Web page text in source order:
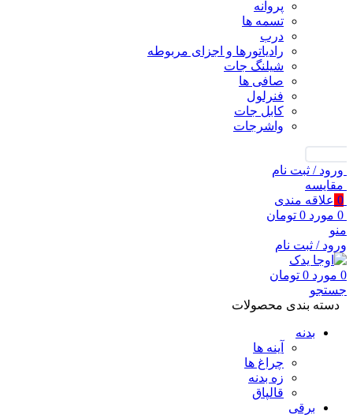
پروانه
تسمه ها
درب
رادیاتورها و اجزای مربوطه
شیلنگ جات
صافی ها
فنرلول
کابل جات
واشرجات
ورود / ثبت نام
مقايسه
0 علاقه مندی
0 مورد 0 تومان
منو
ورود / ثبت نام
0 مورد 0 تومان
جستجو
دسته بندی محصولات
بدنه
آینه ها
چراغ ها
زه بدنه
قالپاق
برقی